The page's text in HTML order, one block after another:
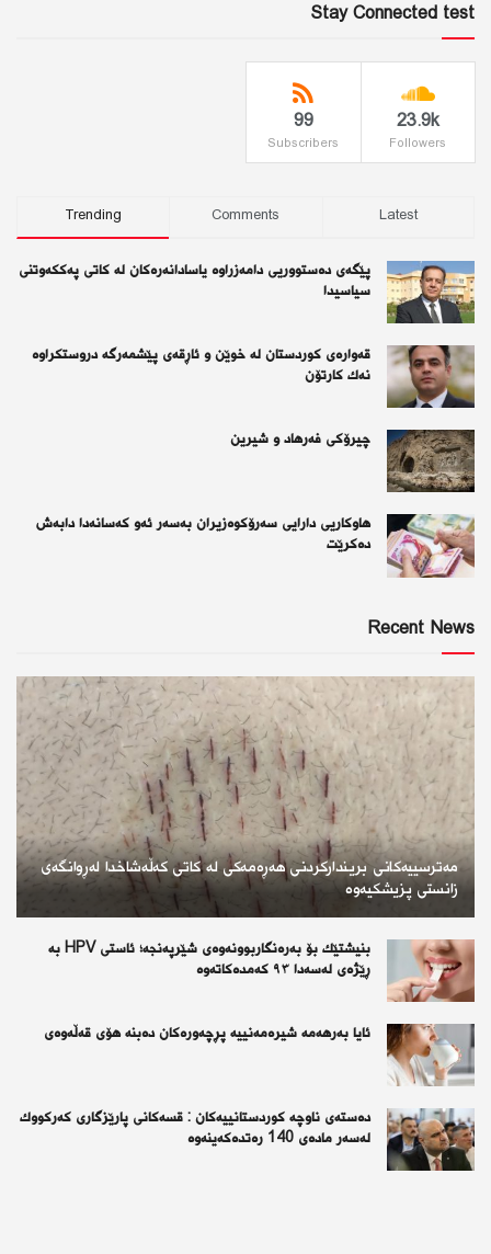
Stay Connected test
23.9k
Followers
99
Subscribers
Trending Comments Latest
پێگەی دەستووریی دامەزراوە یاسادانەرەكان لە كاتی پەككەوتنی
سیاسیدا
قەوارەی كوردستان لە خوێن و ئاڕقەی پێشمەرگە دروستكراوە
نەك كارتۆن
چیرۆكی فەرهاد و شیرین
هاوکاریی دارایی سەرۆکوەزیران بەسەر ئەو كەسانەدا دابەش
دەکرێت
Recent News
مەترسییەکانی بریندارکردنی هەڕەمەکی لە کاتی کەڵەشاخدا لەڕوانگەی
زانستی پزیشکیەوە
بنیشتێك بۆ بەرەنگاربوونەوەی شێرپەنجە؛ ئاستی HPV بە
ڕێژەی لەسەدا ٩٣ كەمدەكاتەوە
ئايا به‌رهه‌مه‌ شيره‌مه‌نييه‌ پڕچه‌وره‌كان ده‌بنه‌ هۆى قه‌ڵه‌وه‌ى
دەستەی ناوچە كوردستانییەكان : قسەكانی پارێزگاری كەركووك
لەسەر مادەی 140 رەتدەكەینەوە